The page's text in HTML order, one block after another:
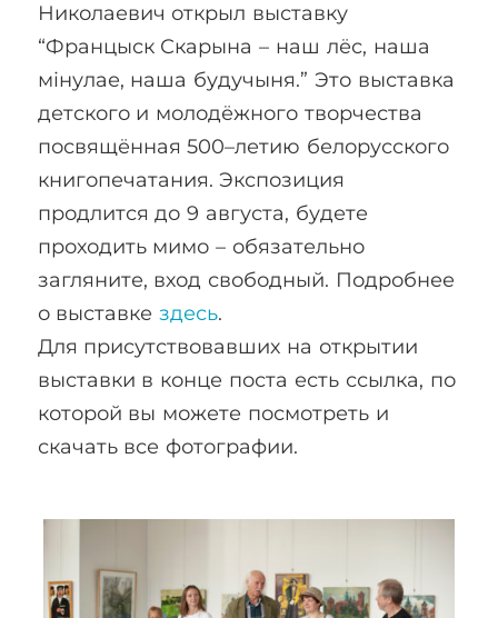
Николаевич открыл выставку
“Францыск Скарына – наш лёс, наша
мінулае, наша будучыня.” Это выставка
детского и молодёжного творчества
посвящённая 500–летию белорусского
книгопечатания. Экспозиция
продлится до 9 августа, будете
проходить мимо – обязательно
загляните, вход свободный. Подробнее
о выставкездесь.
Для присутствовавших на открытии
выставки в конце поста есть ссылка, по
которой вы можете посмотреть и
скачать все фотографии.